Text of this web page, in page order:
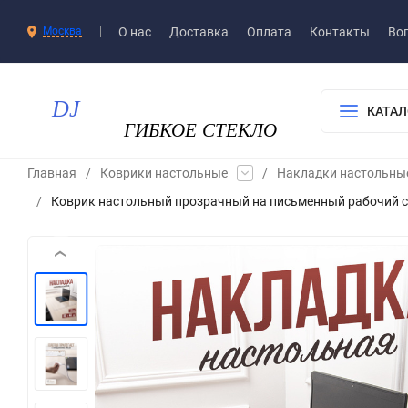
Москва О нас Доставка​ Оплата Контакты
Главная / Коврики настольные /
Накладки
/
Коврик настольный прозрачный на письменный рабочий
‹